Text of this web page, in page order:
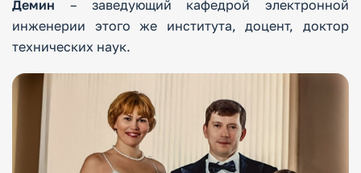
Демин – заведующий кафедрой электронной
инженерии этого же института, доцент, доктор
технических наук.